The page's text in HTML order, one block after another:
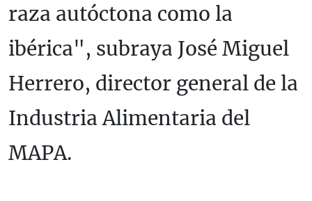
raza autóctona como la
ibérica", subraya José Miguel
Herrero, director general de la
Industria Alimentaria del
MAPA.